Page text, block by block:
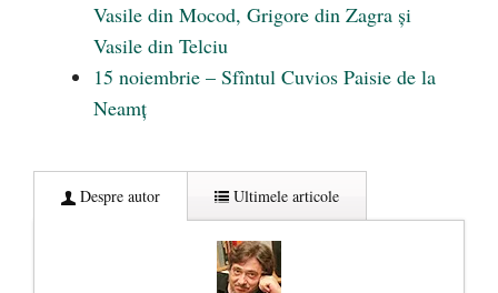
Vasile din Mocod, Grigore din Zagra și
Vasile din Telciu
15 noiembrie – Sfîntul Cuvios Paisie de la
Neamț
Despre autor Ultimele articole